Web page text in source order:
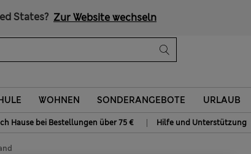
States? Zur Website wechseln
WOHNEN SONDERANGEBOTE URLAUB
Hause bei Bestellungen über 75 € | Hilfe und Unterstützung